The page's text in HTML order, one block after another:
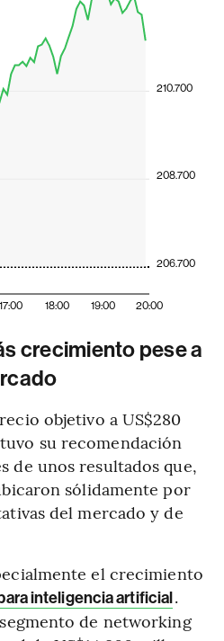
17:00 18:00 19:00 20:00
206.700
208.700
210.700
crecimiento pese a
objetivo a US$280
su recomendación
de unos resultados que,
sólidamente por
del mercado y de
el crecimiento
inteligencia artificial.
de networking